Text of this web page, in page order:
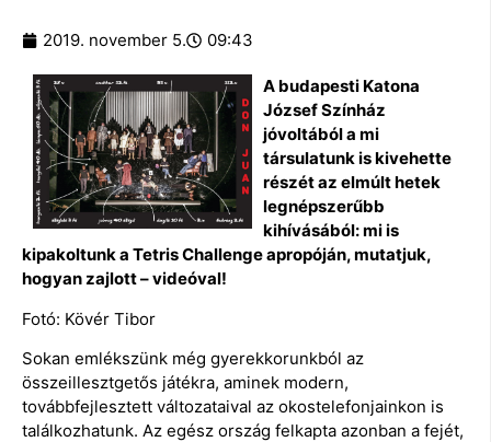
2019. november 5. 09:43
A budapesti Katona
József Színház
jóvoltából a mi
társulatunk is kivehette
részét az elmúlt hetek
legnépszerűbb
kihívásából: mi is
kipakoltunk a Tetris Challenge apropóján, mutatjuk,
hogyan zajlott – videóval!
Fotó: Kövér Tibor
Sokan emlékszünk még gyerekkorunkból az
összeillesztgetős játékra, aminek modern,
továbbfejlesztett változataival az okostelefonjainkon is
találkozhatunk. Az egész ország felkapta azonban a fejét,